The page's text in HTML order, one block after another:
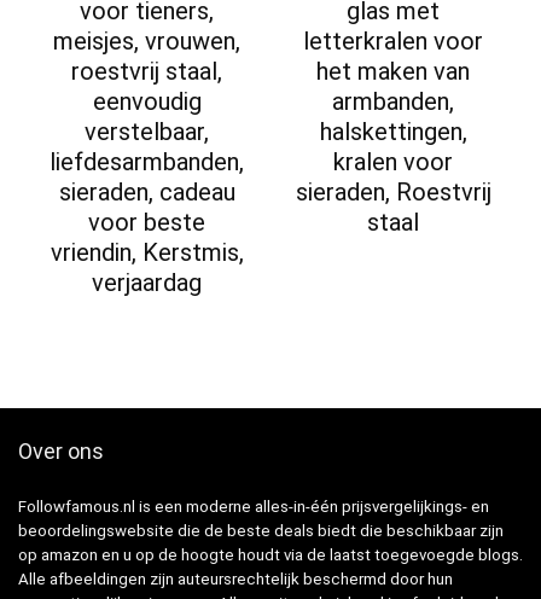
voor tieners,
meisjes, vrouwen,
roestvrij staal,
eenvoudig
verstelbaar,
liefdesarmbanden,
sieraden, cadeau
voor beste
vriendin, Kerstmis,
verjaardag
glas met
letterkralen voor
het maken van
armbanden,
halskettingen,
kralen voor
sieraden, Roestvrij
staal
Over ons
Followfamous.nl is een moderne alles-in-één prijsvergelijkings- en
beoordelingswebsite die de beste deals biedt die beschikbaar zijn
op amazon en u op de hoogte houdt via de laatst toegevoegde blogs.
Alle afbeeldingen zijn auteursrechtelijk beschermd door hun